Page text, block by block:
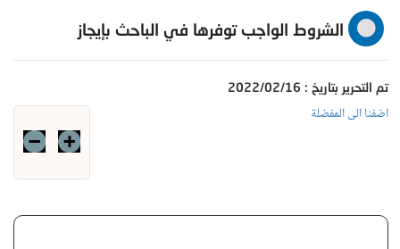
الشروط الواجب توفرها في الباحث بإيجاز
تم التحرير بتاريخ : 2022/02/16
اضفنا الى المفضلة